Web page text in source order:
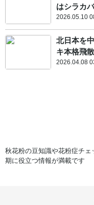
はシラカ
2026.05.10
北日本を
キ本格飛
2026.04.08
秋花粉の豆知識や花粉症チ
期に役立つ情報が満載です